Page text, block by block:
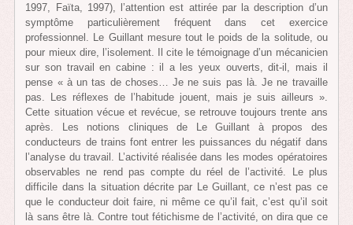
1997, Faïta, 1997), l’attention est attirée par la description d’un
symptôme particulièrement fréquent dans cet exercice
professionnel. Le Guillant mesure tout le poids de la solitude, ou
pour mieux dire, l’isolement. Il cite le témoignage d’un mécanicien
sur son travail en cabine : il a les yeux ouverts, dit-il, mais il
pense « à un tas de choses… Je ne suis pas là. Je ne travaille
pas. Les réflexes de l’habitude jouent, mais je suis ailleurs ».
Cette situation vécue et revécue, se retrouve toujours trente ans
après. Les notions cliniques de Le Guillant à propos des
conducteurs de trains font entrer les puissances du négatif dans
l’analyse du travail. L’activité réalisée dans les modes opératoires
observables ne rend pas compte du réel de l’activité. Le plus
difficile dans la situation décrite par Le Guillant, ce n’est pas ce
que le conducteur doit faire, ni même ce qu’il fait, c’est qu’il soit
là sans être là. Contre tout fétichisme de l’activité, on dira que ce